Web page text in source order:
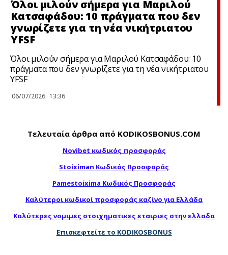
Όλοι μιλούν σήμερα για Μαριλού
Κατσαφάδου: 10 πράγματα που δεν
γνωρίζετε για τη νέα νικήτριατου
YFSF
Όλοι μιλούν σήμερα για Μαριλού Κατσαφάδου: 10
πράγματα που δεν γνωρίζετε για τη νέα νικήτριατου
YFSF
06/07/2026 13:36
Τελευταία άρθρα από KODIKOSBONUS.COM
Novibet κωδικός προσφοράς
Stoiximan Κωδικός Προσφοράς
Pamestoixima Κωδικός Προσφοράς
Καλύτεροι κωδικοί προσφοράς καζίνο για Ελλάδα
Καλύτερες νομιμες στοιχηματικες εταιριες στην ελλαδα
Επισκεφτείτε το KODIKOSBONUS